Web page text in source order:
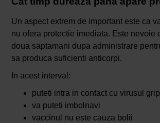
Un aspect extrem de important este ca
nu ofera protectie imediata. Este nevoie
doua saptamani dupa administrare
sa produca suficienti anticorpi.
In acest interval:
puteti intra in contact cu virusul
va puteti imbolnavi
vaccinul nu este cauza bolii